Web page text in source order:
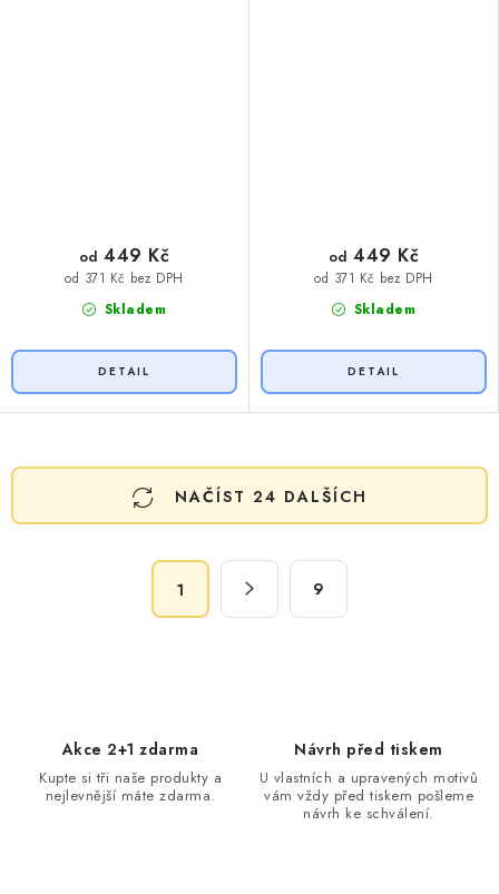
Skladem
od 371 Kč bez DPH
od 449 Kč
Skladem
od 371 Kč bez DPH
od 449 Kč
O
v
NAČÍST 24 DALŠÍCH
1 9
Akce 2+1 zdarma
Kupte si tři naše produkty a
nejlevnější máte zdarma.
Návrh před tiskem
U vlastních a upravených motivů
vám vždy před tiskem pošleme
návrh ke schválení.